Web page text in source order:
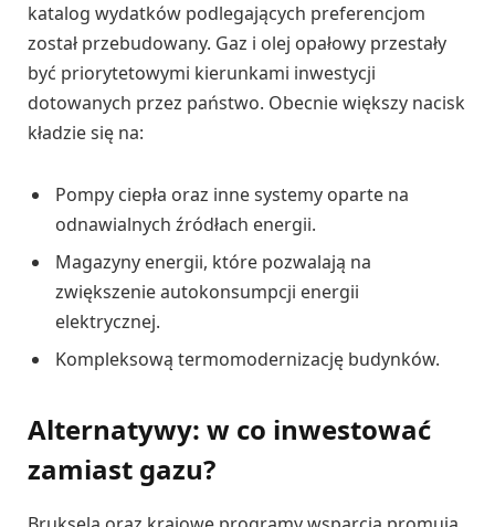
katalog wydatków podlegających preferencjom
został przebudowany. Gaz i olej opałowy przestały
być priorytetowymi kierunkami inwestycji
dotowanych przez państwo. Obecnie większy nacisk
kładzie się na:
Pompy ciepła oraz inne systemy oparte na
odnawialnych źródłach energii.
Magazyny energii, które pozwalają na
zwiększenie autokonsumpcji energii
elektrycznej.
Kompleksową termomodernizację budynków.
Alternatywy: w co inwestować
zamiast gazu?